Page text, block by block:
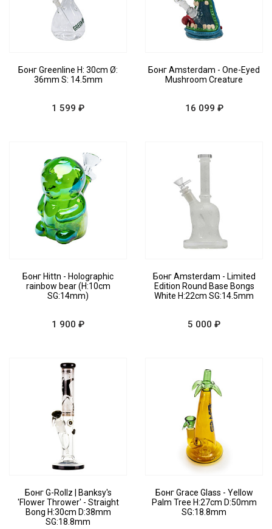
Бонг Greenline H: 30cm Ø:
36mm S: 14.5mm
1 599 ₽
Бонг Amsterdam - One-Eyed
Mushroom Creature
16 099 ₽
Бонг Hittn - Holographic
rainbow bear (H:10cm
SG:14mm)
1 900 ₽
Бонг Amsterdam - Limited
Edition Round Base Bongs
White H:22cm SG:14.5mm
5 000 ₽
Бонг G-Rollz | Banksy's
'Flower Thrower' - Straight
Bong H:30cm D:38mm
SG:18.8mm
Бонг Grace Glass - Yellow
Palm Tree H:27cm D:50mm
SG:18.8mm